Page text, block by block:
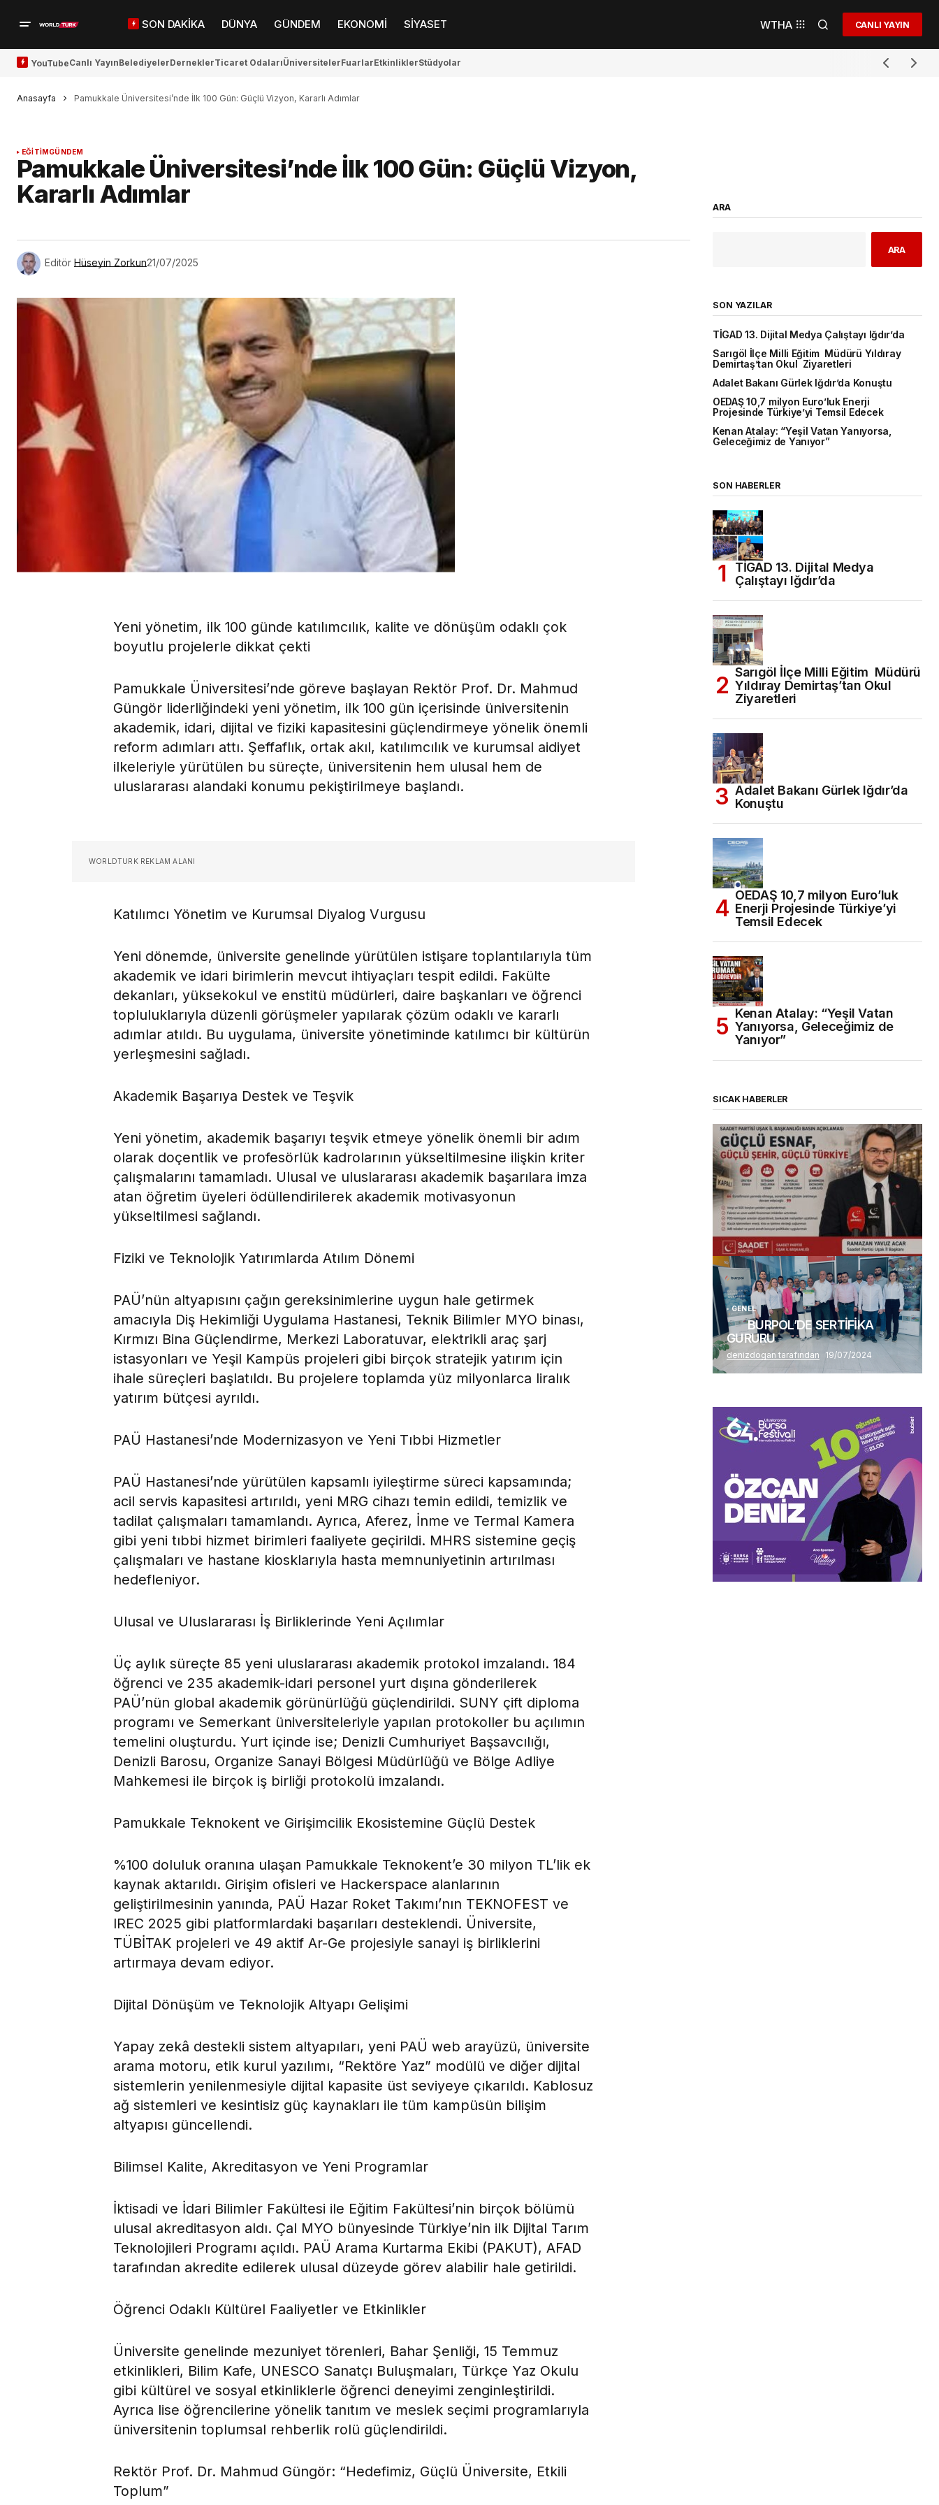
SON DAKİKA DÜNYA GÜNDEM EKONOMİ SİYASET WTHA CANLI YAYIN
YouTubeCanlı YayınBelediyelerDerneklerTicaret OdalarıÜniversitelerFuarlarEtkinliklerStüdyolar
Anasayfa Pamukkale Üniversitesi’nde İlk 100 Gün: Güçlü Vizyon, Kararlı Adımlar
EĞİTİMGÜNDEM
Pamukkale Üniversitesi’nde İlk 100 Gün: Güçlü Vizyon,
Kararlı Adımlar
Editör Hüseyin Zorkun21/07/2025
Yeni yönetim, ilk 100 günde katılımcılık, kalite ve dönüşüm odaklı çok
boyutlu projelerle dikkat çekti
Pamukkale Üniversitesi’nde göreve başlayan Rektör Prof. Dr. Mahmud
Güngör liderliğindeki yeni yönetim, ilk 100 gün içerisinde üniversitenin
akademik, idari, dijital ve fiziki kapasitesini güçlendirmeye yönelik önemli
reform adımları attı. Şeffaflık, ortak akıl, katılımcılık ve kurumsal aidiyet
ilkeleriyle yürütülen bu süreçte, üniversitenin hem ulusal hem de
uluslararası alandaki konumu pekiştirilmeye başlandı.
WORLDTURK REKLAM ALANI
Katılımcı Yönetim ve Kurumsal Diyalog Vurgusu
Yeni dönemde, üniversite genelinde yürütülen istişare toplantılarıyla tüm
akademik ve idari birimlerin mevcut ihtiyaçları tespit edildi. Fakülte
dekanları, yüksekokul ve enstitü müdürleri, daire başkanları ve öğrenci
topluluklarıyla düzenli görüşmeler yapılarak çözüm odaklı ve kararlı
adımlar atıldı. Bu uygulama, üniversite yönetiminde katılımcı bir kültürün
yerleşmesini sağladı.
Akademik Başarıya Destek ve Teşvik
Yeni yönetim, akademik başarıyı teşvik etmeye yönelik önemli bir adım
olarak doçentlik ve profesörlük kadrolarının yükseltilmesine ilişkin kriter
çalışmalarını tamamladı. Ulusal ve uluslararası akademik başarılara imza
atan öğretim üyeleri ödüllendirilerek akademik motivasyonun
yükseltilmesi sağlandı.
Fiziki ve Teknolojik Yatırımlarda Atılım Dönemi
PAÜ’nün altyapısını çağın gereksinimlerine uygun hale getirmek
amacıyla Diş Hekimliği Uygulama Hastanesi, Teknik Bilimler MYO binası,
Kırmızı Bina Güçlendirme, Merkezi Laboratuvar, elektrikli araç şarj
istasyonları ve Yeşil Kampüs projeleri gibi birçok stratejik yatırım için
ihale süreçleri başlatıldı. Bu projelere toplamda yüz milyonlarca liralık
yatırım bütçesi ayrıldı.
PAÜ Hastanesi’nde Modernizasyon ve Yeni Tıbbi Hizmetler
PAÜ Hastanesi’nde yürütülen kapsamlı iyileştirme süreci kapsamında;
acil servis kapasitesi artırıldı, yeni MRG cihazı temin edildi, temizlik ve
tadilat çalışmaları tamamlandı. Ayrıca, Aferez, İnme ve Termal Kamera
gibi yeni tıbbi hizmet birimleri faaliyete geçirildi. MHRS sistemine geçiş
çalışmaları ve hastane kiosklarıyla hasta memnuniyetinin artırılması
hedefleniyor.
Ulusal ve Uluslararası İş Birliklerinde Yeni Açılımlar
Üç aylık süreçte 85 yeni uluslararası akademik protokol imzalandı. 184
öğrenci ve 235 akademik-idari personel yurt dışına gönderilerek
PAÜ’nün global akademik görünürlüğü güçlendirildi. SUNY çift diploma
programı ve Semerkant üniversiteleriyle yapılan protokoller bu açılımın
temelini oluşturdu. Yurt içinde ise; Denizli Cumhuriyet Başsavcılığı,
Denizli Barosu, Organize Sanayi Bölgesi Müdürlüğü ve Bölge Adliye
Mahkemesi ile birçok iş birliği protokolü imzalandı.
Pamukkale Teknokent ve Girişimcilik Ekosistemine Güçlü Destek
%100 doluluk oranına ulaşan Pamukkale Teknokent’e 30 milyon TL’lik ek
kaynak aktarıldı. Girişim ofisleri ve Hackerspace alanlarının
geliştirilmesinin yanında, PAÜ Hazar Roket Takımı’nın TEKNOFEST ve
IREC 2025 gibi platformlardaki başarıları desteklendi. Üniversite,
TÜBİTAK projeleri ve 49 aktif Ar-Ge projesiyle sanayi iş birliklerini
artırmaya devam ediyor.
Dijital Dönüşüm ve Teknolojik Altyapı Gelişimi
Yapay zekâ destekli sistem altyapıları, yeni PAÜ web arayüzü, üniversite
arama motoru, etik kurul yazılımı, “Rektöre Yaz” modülü ve diğer dijital
sistemlerin yenilenmesiyle dijital kapasite üst seviyeye çıkarıldı. Kablosuz
ağ sistemleri ve kesintisiz güç kaynakları ile tüm kampüsün bilişim
altyapısı güncellendi.
Bilimsel Kalite, Akreditasyon ve Yeni Programlar
İktisadi ve İdari Bilimler Fakültesi ile Eğitim Fakültesi’nin birçok bölümü
ulusal akreditasyon aldı. Çal MYO bünyesinde Türkiye’nin ilk Dijital Tarım
Teknolojileri Programı açıldı. PAÜ Arama Kurtarma Ekibi (PAKUT), AFAD
tarafından akredite edilerek ulusal düzeyde görev alabilir hale getirildi.
Öğrenci Odaklı Kültürel Faaliyetler ve Etkinlikler
Üniversite genelinde mezuniyet törenleri, Bahar Şenliği, 15 Temmuz
etkinlikleri, Bilim Kafe, UNESCO Sanatçı Buluşmaları, Türkçe Yaz Okulu
gibi kültürel ve sosyal etkinliklerle öğrenci deneyimi zenginleştirildi.
Ayrıca lise öğrencilerine yönelik tanıtım ve meslek seçimi programlarıyla
üniversitenin toplumsal rehberlik rolü güçlendirildi.
Rektör Prof. Dr. Mahmud Güngör: “Hedefimiz, Güçlü Üniversite, Etkili
Toplum”
ARA
ARA
SON YAZILAR
TİGAD 13. Dijital Medya Çalıştayı Iğdır’da
Sarıgöl İlçe Milli Eğitim Müdürü Yıldıray
Demirtaş’tan Okul Ziyaretleri
Adalet Bakanı Gürlek Iğdır’da Konuştu
OEDAŞ 10,7 milyon Euro’luk Enerji
Projesinde Türkiye’yi Temsil Edecek
Kenan Atalay: “Yeşil Vatan Yanıyorsa,
Geleceğimiz de Yanıyor”
SON HABERLER
TİGAD 13. Dijital Medya
Çalıştayı Iğdır’da
Sarıgöl İlçe Milli Eğitim Müdürü
Yıldıray Demirtaş’tan Okul
Ziyaretleri
Adalet Bakanı Gürlek Iğdır’da
Konuştu
OEDAŞ 10,7 milyon Euro’luk
Enerji Projesinde Türkiye’yi
Temsil Edecek
Kenan Atalay: “Yeşil Vatan
Yanıyorsa, Geleceğimiz de
Yanıyor”
SICAK HABERLER
(başlıksız)
Alaattin Karahan tarafından 14/07/2026
GENEL
BURPOL’DE SERTİFİKA
GURURU
denizdogan tarafından 19/07/2024